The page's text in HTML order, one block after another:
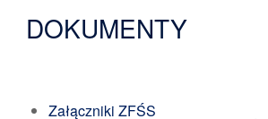
DOKUMENTY
Załączniki ZFŚS